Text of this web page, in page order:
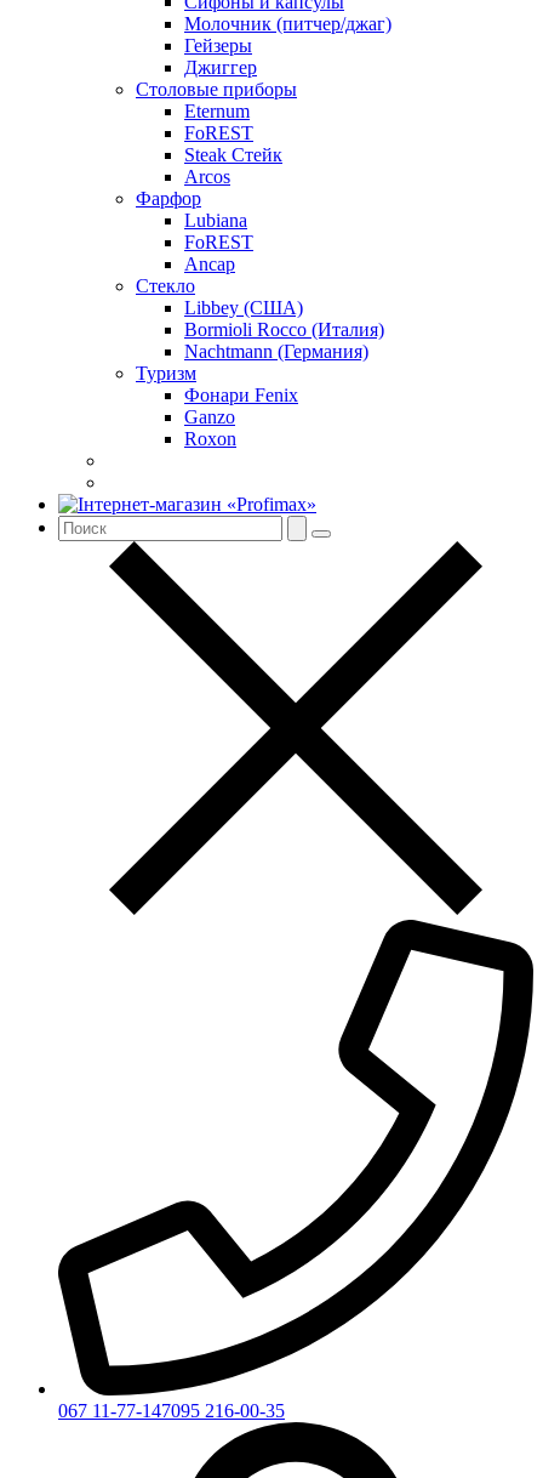
Молочник (питчер/джаг)
Гейзеры
Джиггер
Столовые приборы
Eternum
FoREST
Steak Стейк
Arcos
Фарфор
Lubiana
FoREST
Ancap
Стекло
Libbey (США)
Bormioli Rocco (Италия)
Nachtmann (Германия)
Туризм
Фонари Fenix
Ganzo
Roxon
067 11-77-147095 216-00-35